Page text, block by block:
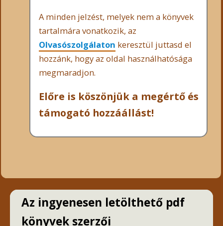
A minden jelzést, melyek nem a könyvek
tartalmára vonatkozik, az
Olvasószolgálaton keresztül juttasd el
hozzánk, hogy az oldal használhatósága
megmaradjon.
Előre is köszönjük a megértő és
támogató hozzáállást!
Az ingyenesen letölthető pdf
könyvek szerzői